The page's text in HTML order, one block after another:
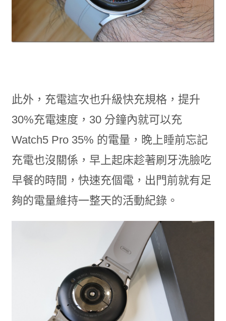
此外，充電這次也升級快充規格，提升
30%充電速度，30 分鐘內就可以充
Watch5 Pro 35% 的電量，晚上睡前忘記
充電也沒關係，早上起床趁著刷牙洗臉吃
早餐的時間，快速充個電，出門前就有足
夠的電量維持一整天的活動紀錄。